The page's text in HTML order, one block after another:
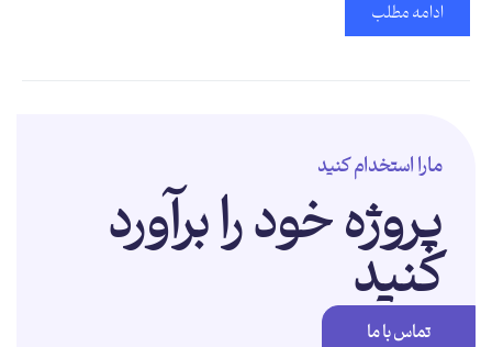
ادامه مطلب
مارا استخدام کنید
پروژه خود را برآورد
کنید
تماس با ما